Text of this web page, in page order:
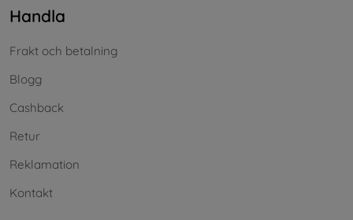
Handla
Frakt och betalning
Blogg
Cashback
Retur
Reklamation
Kontakt